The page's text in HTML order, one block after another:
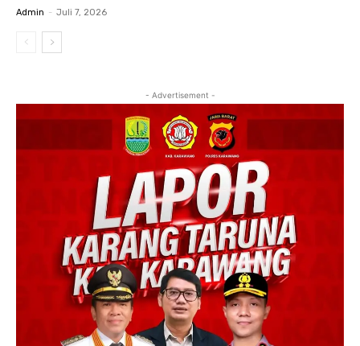
Admin - Juli 7, 2026
- Advertisement -